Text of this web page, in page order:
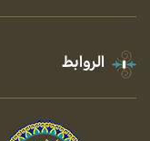
الروابط